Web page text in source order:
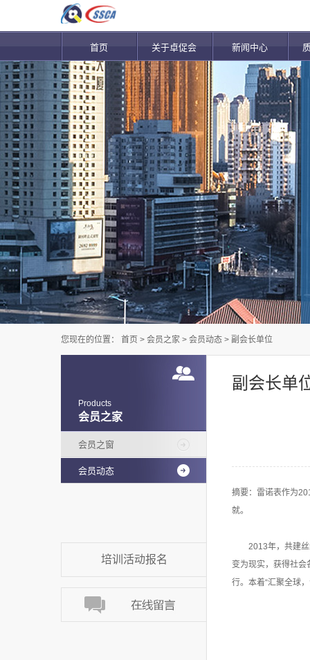
首页 关于卓促会 新闻中心
会员之家
Products
会员之窗
会员动态
培训活动报名
副会长单
您现在的位置： 首页 > 会员之家 > 会员动态 > 副会长单位
摘要：雷诺表作为
就。
2013年，共建
变为现实，获得社会
行。本着“汇聚全球